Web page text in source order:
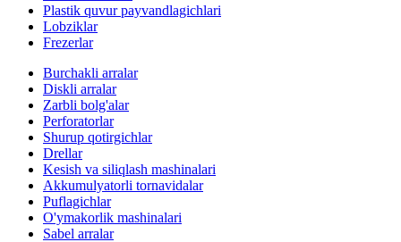
Plastik quvur payvandlagichlari
Lobziklar
Frezerlar
Burchakli arralar
Diskli arralar
Zarbli bolg'alar
Perforatorlar
Shurup qotirgichlar
Drellar
Kesish va siliqlash mashinalari
Akkumulyatorli tornavidalar
Puflagichlar
O'ymakorlik mashinalari
Sabel arralar